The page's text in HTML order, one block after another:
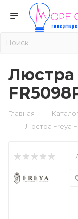
Люстра
Главная —
— Люстра Freya